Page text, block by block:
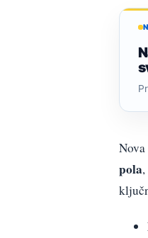
pola